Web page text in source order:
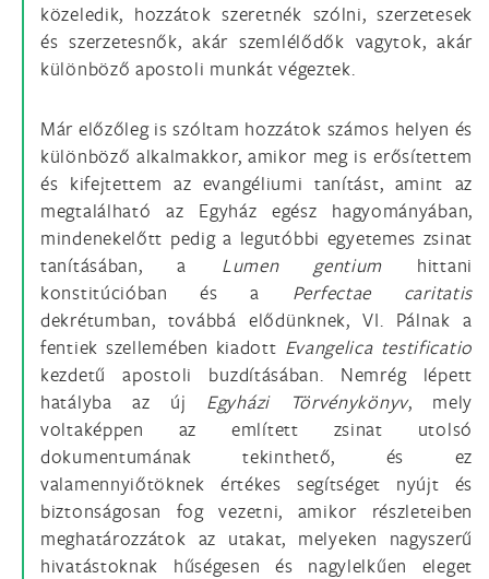
közeledik, hozzátok szeretnék szólni, szerzetesek
és szerzetesnők, akár szemlélődők vagytok, akár
különböző apostoli munkát végeztek.
Már előzőleg is szóltam hozzátok számos helyen és
különböző alkalmakkor, amikor meg is erősítettem
és kifejtettem az evangéliumi tanítást, amint az
megtalálható az Egyház egész hagyományában,
mindenekelőtt pedig a legutóbbi egyetemes zsinat
tanításában, a Lumen gentium hittani
konstitúcióban és a Perfectae
caritatis
dekrétumban, továbbá elődünknek, VI. Pálnak a
fentiek szellemében kiadott Evangelica testificatio
kezdetű apostoli buzdításában. Nemrég lépett
hatályba az új Egyházi Törvénykönyv, mely
voltaképpen az említett zsinat utolsó
dokumentumának tekinthető, és ez
valamennyiőtöknek értékes segítséget nyújt és
biztonságosan fog vezetni, amikor részleteiben
meghatározzátok az utakat, melyeken nagyszerű
hivatástoknak hűségesen és nagylelkűen eleget